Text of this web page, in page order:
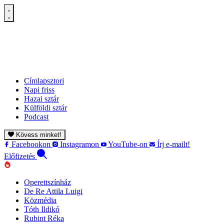
Címlapsztori
Napi friss
Hazai sztár
Külföldi sztár
Podcast
Kövess minket!
Facebookon Instagramon YouTube-on
Írj e-mailt!
Előfizetés
Operettszínház
De Re Attila Luigi
Közmédia
Tóth Ildikó
Rubint Réka